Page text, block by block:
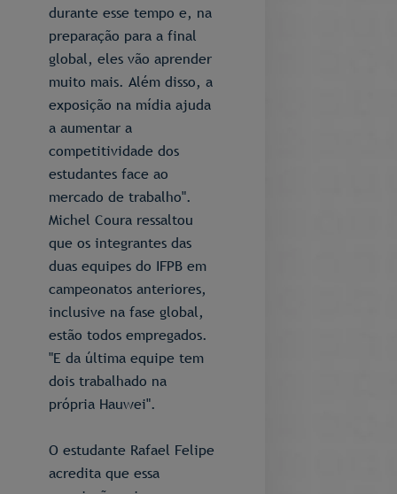
durante esse tempo e, na
preparação para a final
global, eles vão aprender
muito mais. Além disso, a
exposição na mídia ajuda
a aumentar a
competitividade dos
estudantes face ao
mercado de trabalho".
Michel Coura ressaltou
que os integrantes das
duas equipes do IFPB em
campeonatos anteriores,
inclusive na fase global,
estão todos empregados.
"E da última equipe tem
dois trabalhado na
própria Hauwei".
O estudante Rafael Felipe
acredita que essa